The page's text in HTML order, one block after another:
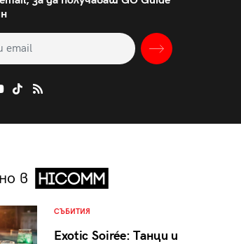
в
СЪБИТИЯ
Exotic Soirée: Танци и